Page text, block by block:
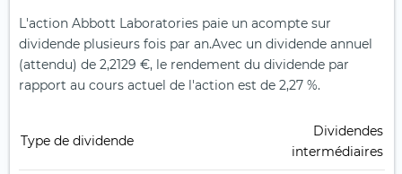
L'action Abbott Laboratories paie un acompte sur
dividende plusieurs fois par an.Avec un dividende annuel
(attendu) de 2,2129 €, le rendement du dividende par
rapport au cours actuel de l'action est de 2,27 %.
Type de dividende
Dividendes
intermédiaires